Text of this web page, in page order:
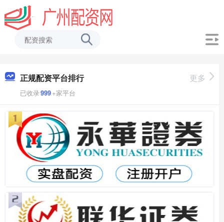
正规配资平台排行
已收录999+家平台
更多